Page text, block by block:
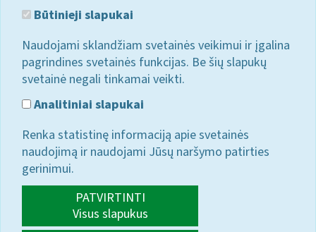
Būtinieji slapukai
Naudojami sklandžiam svetainės veikimui ir įgalina
pagrindines svetainės funkcijas. Be šių slapukų
svetainė negali tinkamai veikti.
Analitiniai slapukai
Renka statistinę informaciją apie svetainės
naudojimą ir naudojami Jūsų naršymo patirties
gerinimui.
PATVIRTINTI
Visus slapukus